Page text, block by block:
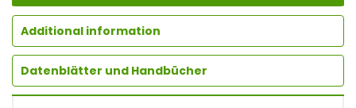
Additional information
Datenblätter und Handbücher